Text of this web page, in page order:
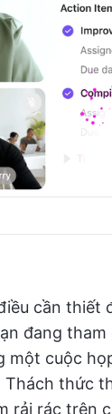
cần thiết
đang tham
một cuộc
Thách thức
rải rác trên